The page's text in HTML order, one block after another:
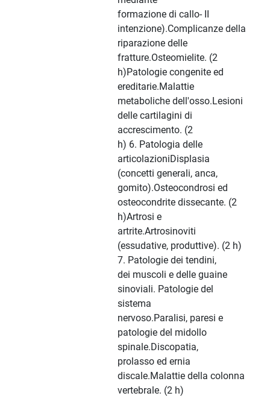
formazione di callo- II
intenzione).Complicanze della
riparazione delle
fratture.Osteomielite. (2
h)Patologie congenite ed
ereditarie.Malattie
metaboliche dell'osso.Lesioni
delle cartilagini di
accrescimento. (2
h) 6. Patologia delle
articolazioniDisplasia
(concetti generali, anca,
gomito).Osteocondrosi ed
osteocondrite dissecante. (2
h)Artrosi e
artrite.Artrosinoviti
(essudative, produttive). (2 h)
7. Patologie dei tendini,
dei muscoli e delle guaine
sinoviali. Patologie del
sistema
nervoso.Paralisi, paresi e
patologie del midollo
spinale.Discopatia,
prolasso ed ernia
discale.Malattie della colonna
vertebrale. (2 h)